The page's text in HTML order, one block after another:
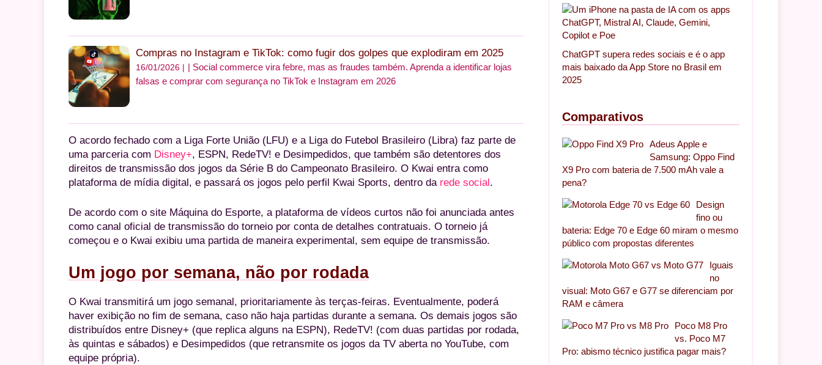
Compras no Instagram e TikTok: como fugir dos golpes que explodiram em 2025
16/01/2026 |
Social commerce vira febre, mas as fraudes também. Aprenda a identificar lojas
falsas e comprar com segurança no TikTok e Instagram em 2026
O acordo fechado com a Liga Forte União (LFU) e a Liga do Futebol Brasileiro (Libra) faz parte de
uma parceria com Disney+, ESPN, RedeTV! e Desimpedidos, que também são detentores dos
direitos de transmissão dos jogos da Série B do Campeonato Brasileiro. O Kwai entra como
plataforma de mídia digital, e passará os jogos pelo perfil Kwai Sports, dentro da rede social .
De acordo com o site Máquina do Esporte, a plataforma de vídeos curtos não foi anunciada antes
como canal oficial de transmissão do torneio por conta de detalhes contratuais. O torneio já
começou e o Kwai exibiu uma partida de maneira experimental, sem equipe de transmissão.
Um jogo por semana, não por rodada
O Kwai transmitirá um jogo semanal, prioritariamente às terças-feiras. Eventualmente, poderá
haver exibição no fim de semana, caso não haja partidas durante a semana. Os demais jogos são
distribuídos entre Disney+ (que replica alguns na ESPN), RedeTV! (com duas partidas por rodada,
às quintas e sábados) e Desimpedidos (que retransmite os jogos da TV aberta no YouTube, com
equipe própria).
ChatGPT supera redes sociais e é o app
mais baixado da App Store no Brasil em
2025
Comparativos
Adeus Apple e
Samsung: Oppo Find
X9 Pro com bateria de 7.500 mAh vale a
pena?
Design
fino ou
bateria: Edge 70 e Edge 60 miram o mesmo
público com propostas diferentes
Iguais
no
visual: Moto G67 e G77 se diferenciam por
RAM e câmera
Poco M8 Pro
vs. Poco M7
Pro: abismo técnico justifica pagar mais?